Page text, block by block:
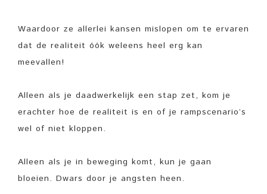
Waardoor ze allerlei kansen mislopen om te ervaren
dat de realiteit óók weleens heel erg kan
meevallen!
Alleen als je daadwerkelijk een stap zet, kom je
erachter hoe de realiteit is en of je rampscenario’s
wel of niet kloppen.
Alleen als je in beweging komt, kun je gaan
bloeien. Dwars door je angsten heen.